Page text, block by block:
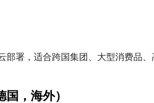
署，适合跨国集团、大型消费品
，海外）